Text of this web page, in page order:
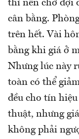
thì nên chờ đợi
cân bằng.
trên hết. Vài
bằng khi giá ở
Nhưng lúc này
toàn có thể
đều cho tín
thuật, nhưng
không phải